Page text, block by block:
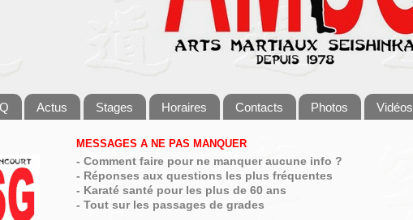
Actus Stages Horaires Contacts Photos Vidéos
MESSAGES A NE PAS MANQUER
- Comment faire pour ne manquer aucune info ?
- Réponses aux questions les plus fréquentes
- Karaté santé pour les plus de 60 ans
- Tout sur les passages de grades